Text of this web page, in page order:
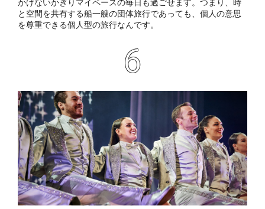
と空間を共有する船一艘の団体旅行であっても、個人の意思
を尊重できる個人型の旅行なんです。